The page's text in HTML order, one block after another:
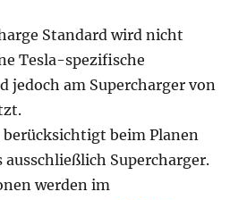
Standard wird nicht
Tesla-spezifische
jedoch am Supercharger von
beim Planen
ausschließlich Supercharger.
werden im